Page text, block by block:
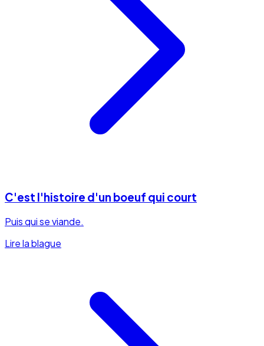
C'est l'histoire d'un boeuf qui court
Puis qui se viande.
Lire la blague